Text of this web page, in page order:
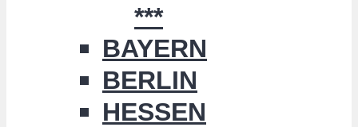
***
BAYERN
BERLIN
HESSEN